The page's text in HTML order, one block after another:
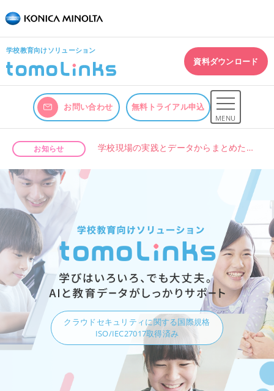
学校教育向けソリューション
資料ダウンロード
お問い合わせ 無料トライアル申込
MENU
お知らせ 学校現場の実践とデータからまとめた「学校・教員のための生成AI活用ガイドブック」を公開しました。
クラウドセキュリティに関する国際規格
ISO/IEC27017取得済み